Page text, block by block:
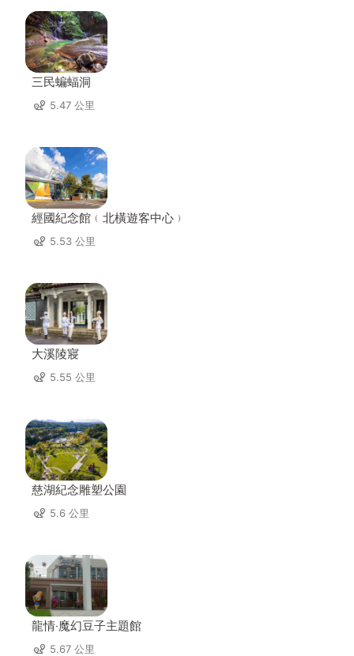
三民蝙蝠洞
5.47 公里
經國紀念館﹙北橫遊客中心﹚
5.53 公里
大溪陵寢
5.55 公里
慈湖紀念雕塑公園
5.6 公里
龍情‧魔幻豆子主題館
5.67 公里